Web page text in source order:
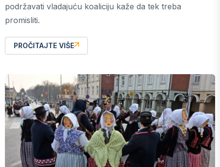
podržavati vladajuću koaliciju kaže da tek treba
promisliti.
PROČITAJTE VIŠE